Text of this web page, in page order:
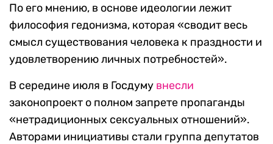
По его мнению, в основе идеологии лежит
философия гедонизма, которая «сводит весь
смысл существования человека к праздности и
удовлетворению личных потребностей».
В середине июля в Госдуму внесли
законопроект о полном запрете пропаганды
«нетрадиционных сексуальных отношений».
Авторами инициативы стали группа депутатов